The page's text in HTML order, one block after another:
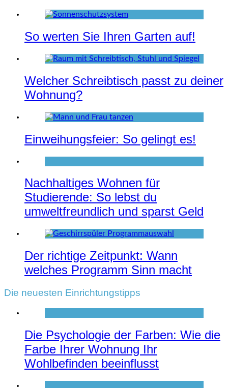
So werten Sie Ihren Garten auf!
Welcher Schreibtisch passt zu deiner
Wohnung?
Einweihungsfeier: So gelingt es!
Nachhaltiges Wohnen für
Studierende: So lebst du
umweltfreundlich und sparst Geld
Der richtige Zeitpunkt: Wann
welches Programm Sinn macht
Die neuesten Einrichtungstipps
Die Psychologie der Farben: Wie die
Farbe Ihrer Wohnung Ihr
Wohlbefinden beeinflusst